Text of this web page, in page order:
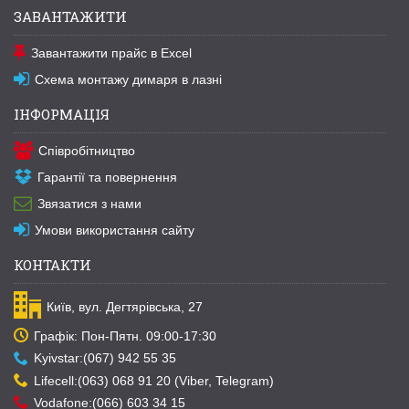
ЗАВАНТАЖИТИ
Завантажити прайс в Excel
Схема монтажу димаря в лазні
ІНФОРМАЦІЯ
Співробітництво
Гарантії та повернення
Звязатися з нами
Умови використання сайту
КОНТАКТИ
Київ, вул. Дегтярівська, 27
Графік: Пон-Пятн. 09:00-17:30
Kyivstar:(067) 942 55 35
Lifecell:(063) 068 91 20 (Viber, Telegram)
Vodafone:(066) 603 34 15